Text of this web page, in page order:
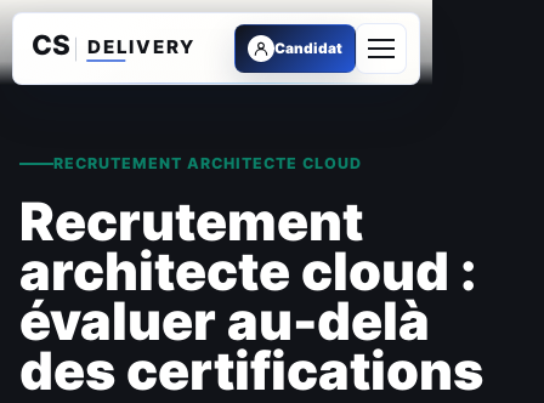
Candidat
Ouvrir le menu
RECRUTEMENT ARCHITECTE CLOUD
Recrutement
architecte cloud :
évaluer au-delà
des certifications